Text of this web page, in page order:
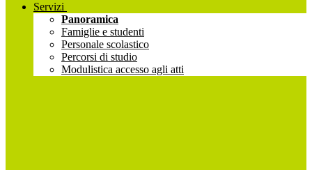
Servizi
Panoramica
Famiglie e studenti
Personale scolastico
Percorsi di studio
Modulistica accesso agli atti